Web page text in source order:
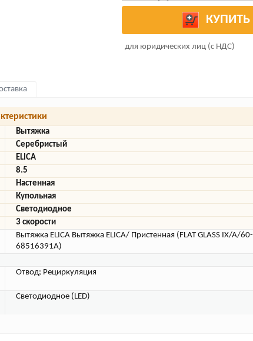
КУПИТЬ
для юридических лиц (с НДС)
Вытяжка
Серебристый
ELICA
8.5
Настенная
Купольная
Светодиодное
3 скорости
Вытяжка ELICA Вытяжка ELICA/ Пристенная (FLAT GLASS IX/A/60-
68516391A)
Отвод; Рециркуляция
Светодиодное (LED)